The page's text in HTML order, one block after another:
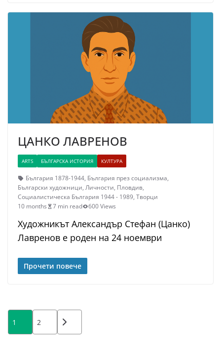
ЦАНКО ЛАВРЕНОВ
ARTS БЪЛГАРСКА ИСТОРИЯ КУЛТУРА
България 1878-1944, България през социализма,
Български художници, Личности, Пловдив,
Социалистическа България 1944 - 1989, Творци
10 months
7 min read 600 Views
Художникът Александър Стефан (Цанко)
Лавренов е роден на 24 ноември
Прочети повече
Posts
pagination
1 2